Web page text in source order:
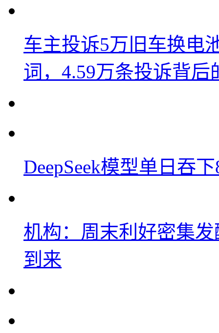
车主投诉5万旧车换电
词，4.59万条投诉背后
DeepSeek模型单日吞
机构：周末利好密集
到来